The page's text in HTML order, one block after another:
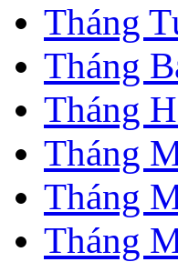
Tháng
Tháng
Tháng
Tháng
Tháng
Tháng